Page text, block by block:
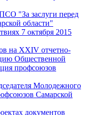
"За заслуги перед
области"
7 октября 2015
на XXIV отчетно-
Общественной
профсоюзов
Молодежного
Самарской
документов